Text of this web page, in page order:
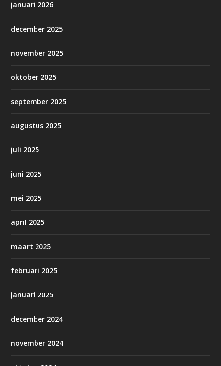
januari 2026
december 2025
november 2025
oktober 2025
september 2025
augustus 2025
juli 2025
juni 2025
mei 2025
april 2025
maart 2025
februari 2025
januari 2025
december 2024
november 2024